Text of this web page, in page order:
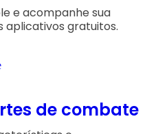
e acompanhe sua
aplicativos gratuitos.
de combate